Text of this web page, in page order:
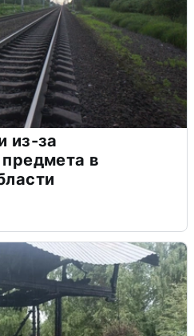
из-за
предмета в